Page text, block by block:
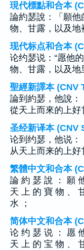
現代標點和合本
論約瑟說：「願
物、甘露，以及地
现代标点和合本
论约瑟说：“愿他
物、甘露，以及地
聖經新譯本 (CNV
論到約瑟，他說
從天上而來的上好
圣经新译本 (CNV
论到约瑟，他说
从天上而来的上好
繁體中文和合本
論 約 瑟 說 ： 願
天 上 的 寶 物 、
水 ；
简体中文和合本
论 约 瑟 说 ： 愿
天 上 的 宝 物 、